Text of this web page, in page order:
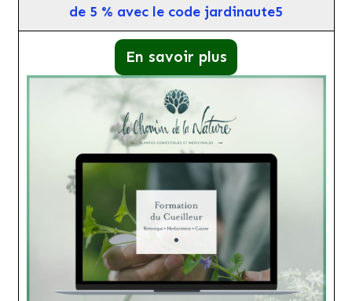
de 5 % avec le code jardinaute5
En savoir plus